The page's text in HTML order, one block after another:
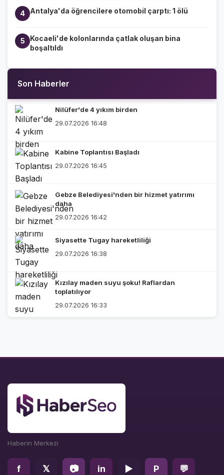
4 Antalya'da öğrencilere otomobil çarptı: 1 ölü
5
Kocaeli'de kolonlarında çatlak oluşan bina
boşaltıldı
Son Haberler
Nilüfer'de 4 yıkım birden
29.07.2026 16:48
Kabine Toplantısı Başladı
29.07.2026 16:45
Gebze Belediyesi'nden bir hizmet yatırımı
daha
29.07.2026 16:42
Siyasette Tugay hareketliliği
29.07.2026 16:38
Kızılay maden suyu şoku! Raflardan
toplatılıyor
29.07.2026 16:33
Haberin Merkezi
f 𝕏 📷 in ▶ P 💬